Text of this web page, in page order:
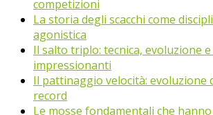
competizioni
La storia degli scacchi come
agonistica
Il salto triplo: tecnica, evoluzione
impressionanti
Il pattinaggio velocità: evoluzione
record
Le mosse fondamentali che